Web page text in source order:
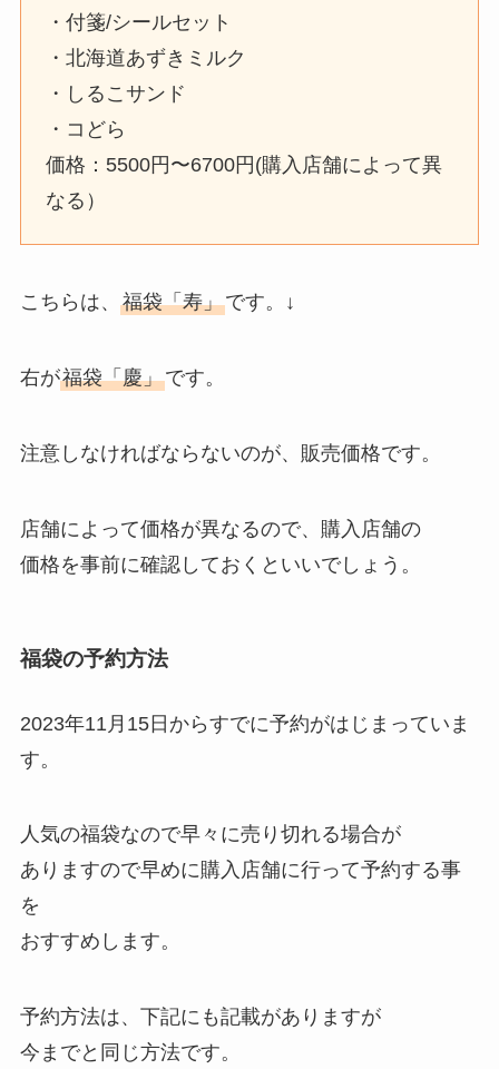
・付箋/シールセット
・北海道あずきミルク
・しるこサンド
・コどら
価格：5500円〜6700円(購入店舗によって異
なる）
こちらは、 福袋「寿」です。↓
右が福袋「慶」です。
注意しなければならないのが、販売価格です。
店舗によって価格が異なるので、購入店舗の
価格を事前に確認しておくといいでしょう。
福袋の予約方法
2023年11月15日からすでに予約がはじまっていま
す。
人気の福袋なので早々に売り切れる場合が
ありますので早めに購入店舗に行って予約する事
を
おすすめします。
予約方法は、下記にも記載がありますが
今までと同じ方法です。